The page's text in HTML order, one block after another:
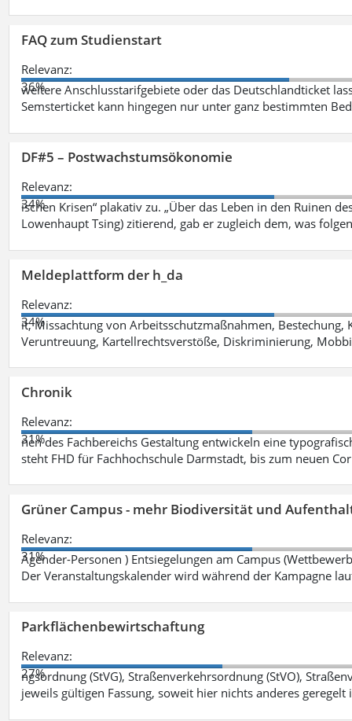
FAQ zum Studienstart
Relevanz:
36%
weitere Anschlusstarifgebiete oder das Deutschlandticket
Semsterticket kann hingegen nur unter ganz bestimmten
DF#5 – Postwachstumsökonomie
Relevanz:
34%
ischen Krisen“ plakativ zu. „Über das Leben in den Ruinen
Lowenhaupt Tsing) zitierend, gab er zugleich dem, was
Meldeplattform der h_da
Relevanz:
34%
it, Missachtung von Arbeitsschutzmaßnahmen,
Veruntreuung, Kartellrechtsverstöße, Diskriminierung,
Chronik
Relevanz:
31%
nen des Fachbereichs Gestaltung entwickeln eine
steht FHD für Fachhochschule Darmstadt, bis zum neuen
Grüner Campus - mehr Biodiversität und
Relevanz:
31%
Agender-Personen ) Entsiegelungen am Campus
Der Veranstaltungskalender wird während der Kampagne
Parkflächenbewirtschaftung
Relevanz:
27%
ngsordnung (StVG), Straßenverkehrsordnung (StVO),
jeweils gültigen Fassung, soweit hier nichts anderes geregelt